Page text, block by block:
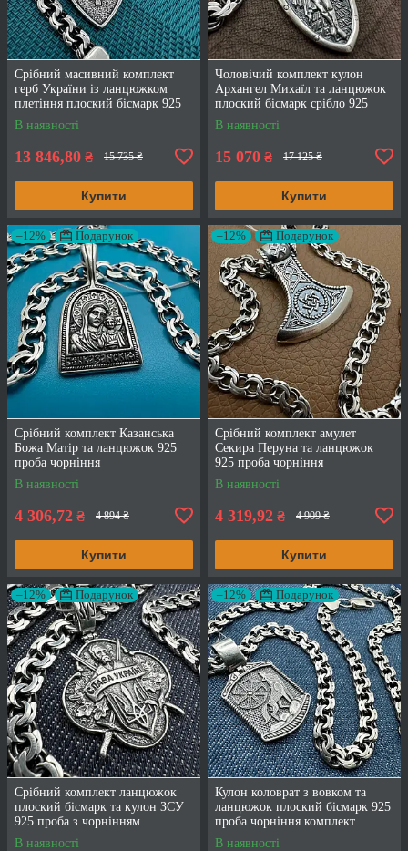
Срібний масивний комплект
герб України із ланцюжком
плетіння плоский бісмарк 925
проба
В наявності
13 846,80 ₴ 15 735 ₴
Купити
Чоловічий комплект кулон
Архангел Михаїл та ланцюжок
плоский бісмарк срібло 925
проба
В наявності
15 070 ₴ 17 125 ₴
Купити
–12% Подарунок
Срібний комплект Казанська
Божа Матір та ланцюжок 925
проба чорніння
В наявності
4 306,72 ₴ 4 894 ₴
Купити
–12% Подарунок
Срібний комплект амулет
Секира Перуна та ланцюжок
925 проба чорніння
В наявності
4 319,92 ₴ 4 909 ₴
Купити
–12% Подарунок
Срібний комплект ланцюжок
плоский бісмарк та кулон ЗСУ
925 проба з чорнінням
В наявності
–12% Подарунок
Кулон коловрат з вовком та
ланцюжок плоский бісмарк 925
проба чорніння комплект
В наявності